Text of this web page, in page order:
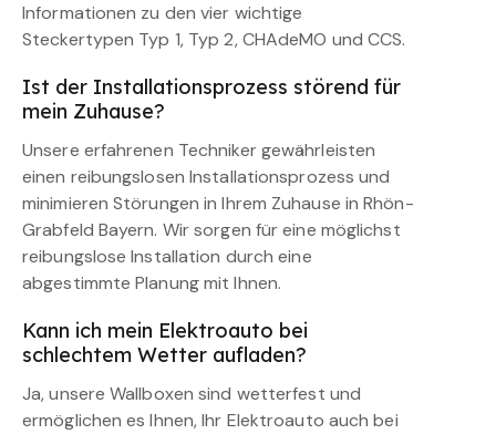
Informationen zu den vier wichtige
Steckertypen Typ 1, Typ 2, CHAdeMO und CCS.
Ist der Installationsprozess störend für
mein Zuhause?
Unsere erfahrenen Techniker gewährleisten
einen reibungslosen Installationsprozess und
minimieren Störungen in Ihrem Zuhause in Rhön-
Grabfeld Bayern. Wir sorgen für eine möglichst
reibungslose Installation durch eine
abgestimmte Planung mit Ihnen.
Kann ich mein Elektroauto bei
schlechtem Wetter aufladen?
Ja, unsere Wallboxen sind wetterfest und
ermöglichen es Ihnen, Ihr Elektroauto auch bei